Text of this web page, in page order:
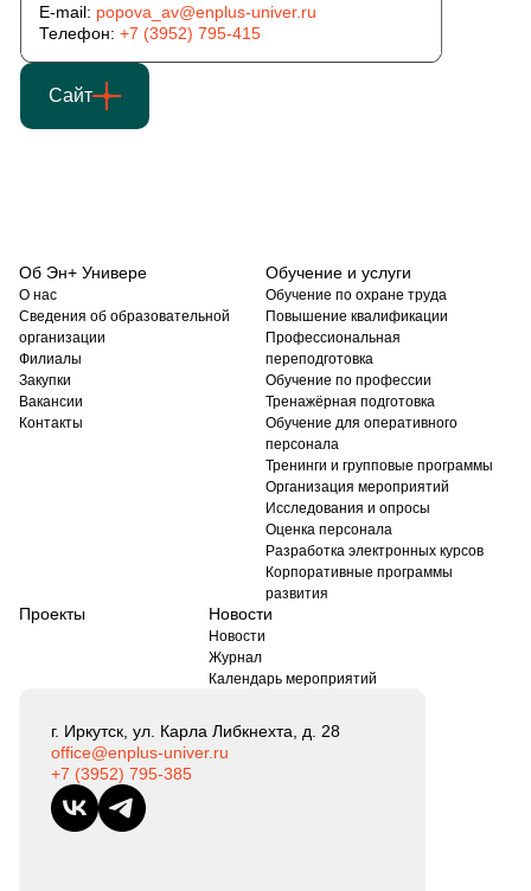
E-mail: popova_av@enplus-univer.ru
Телефон:+7 (3952) 795-415
Сайт
Об Эн+ Универе
О нас
Сведения об образовательной
организации
Филиалы
Закупки
Вакансии
Контакты
Обучение и услуги
Обучение по охране труда
Повышение квалификации
Профессиональная
переподготовка
Обучение по профессии
Тренажёрная подготовка
Обучение для оперативного
персонала
Тренинги и групповые программы
Организация мероприятий
Исследования и опросы
Оценка персонала
Разработка электронных курсов
Корпоративные программы
развития
Проекты Новости
Новости
Журнал
Календарь мероприятий
г. Иркутск, ул. Карла Либкнехта, д. 28
office@enplus-univer.ru
+7 (3952) 795-385